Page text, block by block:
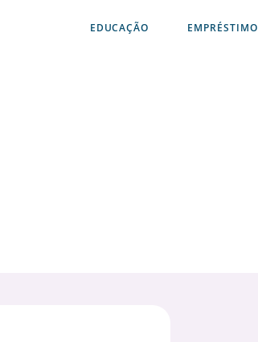
EDUCAÇÃO EMPRÉSTIMO